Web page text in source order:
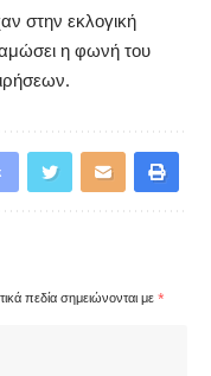
στην εκλογική
η φωνή του
πεδία σημειώνονται με *